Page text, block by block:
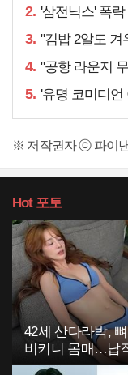
2. '삼전닉스' 폭락
3. "김밥 2알도 겨
4. "공항 라운지 무료
5. '유명 코미디언 아
※ 저작권자 ⓒ 파이
Hot포토
42세 산다라박,
비키니 몸매…납
부에 깜짝